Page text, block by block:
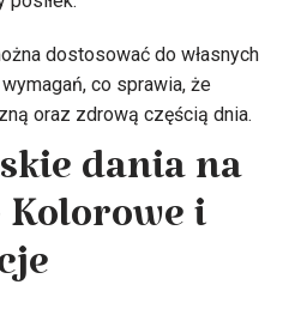
dostosować do własnych
co sprawia, że
oraz zdrową częścią dnia.
dania na
i